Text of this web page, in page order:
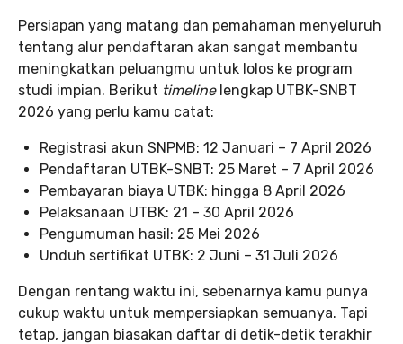
Persiapan yang matang dan pemahaman menyeluruh
tentang alur pendaftaran akan sangat membantu
meningkatkan peluangmu untuk lolos ke program
studi impian. Berikut timeline lengkap UTBK-SNBT
2026 yang perlu kamu catat:
Registrasi akun SNPMB: 12 Januari – 7 April 2026
Pendaftaran UTBK-SNBT: 25 Maret – 7 April 2026
Pembayaran biaya UTBK: hingga 8 April 2026
Pelaksanaan UTBK: 21 – 30 April 2026
Pengumuman hasil: 25 Mei 2026
Unduh sertifikat UTBK: 2 Juni – 31 Juli 2026
Dengan rentang waktu ini, sebenarnya kamu punya
cukup waktu untuk mempersiapkan semuanya. Tapi
tetap, jangan biasakan daftar di detik-detik terakhir